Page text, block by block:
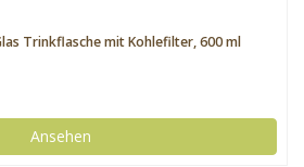
Trinkflasche mit Kohlefilter, 600 ml
Ansehen